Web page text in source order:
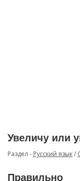
Увеличу или
Раздел - Русский язык/
Правильно